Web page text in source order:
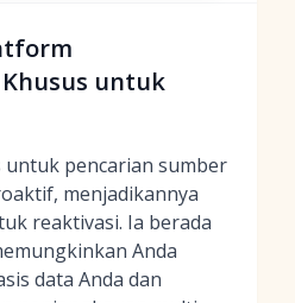
untuk
untuk pencarian sumber
menjadikannya
reaktivasi. Ia berada
Anda
data Anda dan